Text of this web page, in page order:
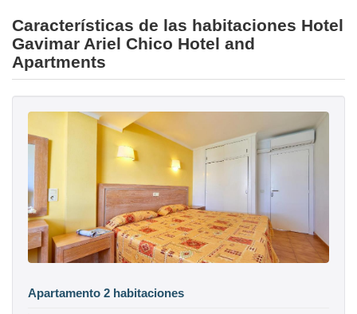
Características de las habitaciones Hotel
Gavimar Ariel Chico Hotel and
Apartments
Apartamento 2 habitaciones